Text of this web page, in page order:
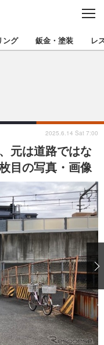
C
S
E
ョップを地域から探す
北陸
関西
四国
沖縄
愛車 File
プ！不具合修理＆粗悪修理
洗車
コーティング
防錆
カー「旧車」関連プロジェ
ング 鈑金・塗装 レ
元は道路ではな
目の写真・画像
2025.6.14 Sat 7:00